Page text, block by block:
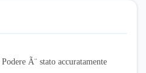
Ã¨ stato accuratamente